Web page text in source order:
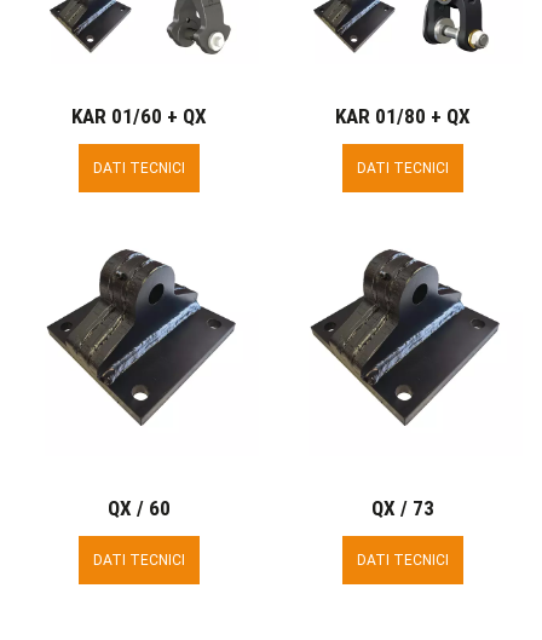
KAR 01/60 + QX
DATI TECNICI
KAR 01/80 + QX
DATI TECNICI
QX / 60
DATI TECNICI
QX / 73
DATI TECNICI